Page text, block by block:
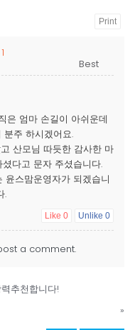
Print
1
은 엄마 손길이 아쉬운데
주 하시겠어요.
산모님 따듯한 감사한 마
다고 문자 주셨습니다.
윤스맘운영자가 되겠습니
.
Like 0 Unlike 0
a comment.
추천합니다!
»